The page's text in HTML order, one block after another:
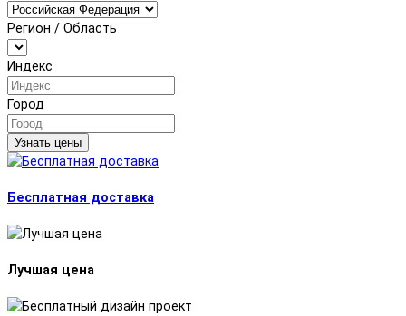
Регион / Область
Индекс
Город
Узнать цены
Бесплатная доставка
Лучшая цена